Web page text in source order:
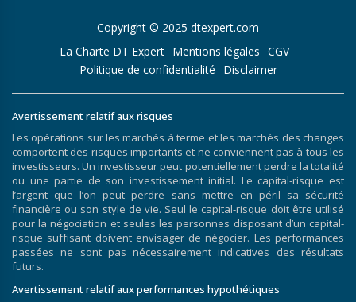
Copyright © 2025 dtexpert.com
La Charte DT Expert
Mentions légales CGV
Politique de confidentialité
Disclaimer
Avertissement relatif aux risques
Les opérations sur les marchés à terme et les marchés des changes
comportent des risques importants et ne conviennent pas à tous les
investisseurs. Un investisseur peut potentiellement perdre la totalité
ou une partie de son investissement initial. Le capital-risque est
l’argent que l’on peut perdre sans mettre en péril sa sécurité
financière ou son style de vie. Seul le capital-risque doit être utilisé
pour la négociation et seules les personnes disposant d’un capital-
risque suffisant doivent envisager de négocier. Les performances
passées ne sont pas nécessairement indicatives des résultats
futurs.
Avertissement relatif aux performances hypothétiques